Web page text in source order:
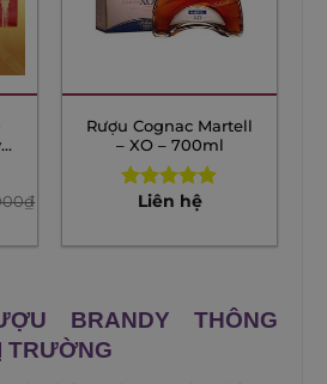
₫
Rượu Cognac Martell
– XO – 700ml
Rated 4.85
Liên hệ
BRANDY THÔNG
TRƯỜNG